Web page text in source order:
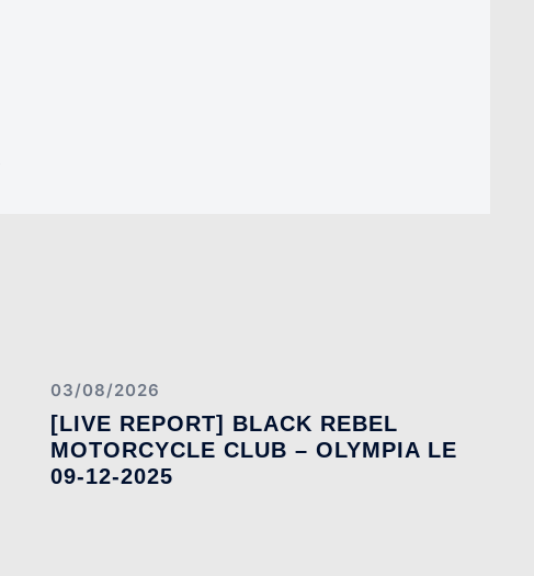
03/08/2026
[LIVE REPORT] BLACK REBEL
MOTORCYCLE CLUB – OLYMPIA LE
09-12-2025